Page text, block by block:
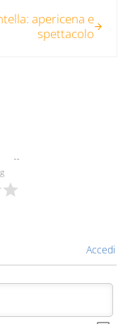
apericena e
spettacolo
Accedi